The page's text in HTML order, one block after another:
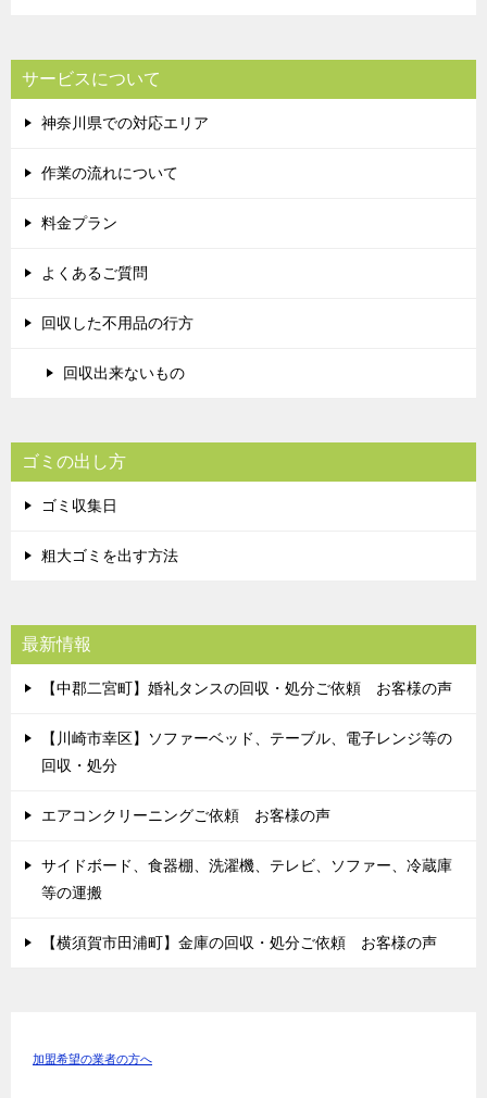
サービスについて
神奈川県での対応エリア
作業の流れについて
料金プラン
よくあるご質問
回収した不用品の行方
回収出来ないもの
ゴミの出し方
ゴミ収集日
粗大ゴミを出す方法
最新情報
【中郡二宮町】婚礼タンスの回収・処分ご依頼 お客様の声
【川崎市幸区】ソファーベッド、テーブル、電子レンジ等の
回収・処分
エアコンクリーニングご依頼 お客様の声
サイドボード、食器棚、洗濯機、テレビ、ソファー、冷蔵庫
等の運搬
【横須賀市田浦町】金庫の回収・処分ご依頼 お客様の声
加盟希望の業者の方へ